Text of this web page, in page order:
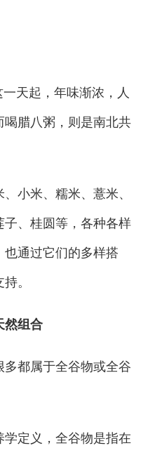
天起，年味渐浓，人
腊八粥，则是南北共
小米、糯米、薏米、
、桂圆等，各种各样
通过它们的多样搭
。
然组合
都属于全谷物或全谷
定义，全谷物是指在